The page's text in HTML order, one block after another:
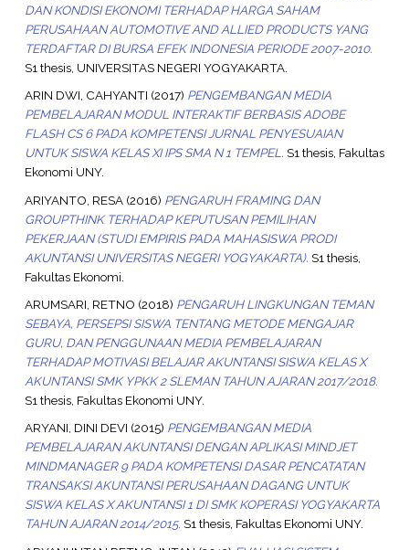
DAN KONDISI EKONOMI TERHADAP HARGA SAHAM
PERUSAHAAN AUTOMOTIVE AND ALLIED PRODUCTS YANG
TERDAFTAR DI BURSA EFEK INDONESIA PERIODE 2007-2010.
S1 thesis, UNIVERSITAS NEGERI YOGYAKARTA.
ARIN DWI, CAHYANTI (2017) PENGEMBANGAN MEDIA
PEMBELAJARAN MODUL INTERAKTIF BERBASIS ADOBE
FLASH CS 6 PADA KOMPETENSI JURNAL PENYESUAIAN
UNTUK SISWA KELAS XI IPS SMA N 1 TEMPEL. S1 thesis, Fakultas
Ekonomi UNY.
ARIYANTO, RESA(2016) PENGARUH FRAMING DAN
GROUPTHINK TERHADAP KEPUTUSAN PEMILIHAN
PEKERJAAN (STUDI EMPIRIS PADA MAHASISWA PRODI
AKUNTANSI UNIVERSITAS NEGERI YOGYAKARTA). S1 thesis,
Fakultas Ekonomi.
ARUMSARI, RETNO (2018) PENGARUH LINGKUNGAN TEMAN
SEBAYA, PERSEPSI SISWA TENTANG METODE MENGAJAR
GURU, DAN PENGGUNAAN MEDIA PEMBELAJARAN
TERHADAP MOTIVASI BELAJAR AKUNTANSI SISWA KELAS X
AKUNTANSI SMK YPKK 2 SLEMAN TAHUN AJARAN 2017/2018.
S1 thesis, Fakultas Ekonomi UNY.
ARYANI, DINI DEVI (2015) PENGEMBANGAN MEDIA
PEMBELAJARAN AKUNTANSI DENGAN APLIKASI MINDJET
MINDMANAGER 9 PADA KOMPETENSI DASAR PENCATATAN
TRANSAKSI AKUNTANSI PERUSAHAAN DAGANG UNTUK
SISWA KELAS X AKUNTANSI 1 DI SMK KOPERASI YOGYAKARTA
TAHUN AJARAN 2014/2015. S1 thesis, Fakultas Ekonomi UNY.